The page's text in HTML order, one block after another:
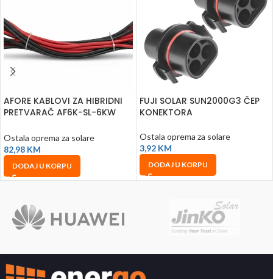
AFORE KABLOVI ZA HIBRIDNI
PRETVARAČ AF6K-SL-6KW
Ostala oprema za solare
82,98 KM
DODAJ U KORPU
FUJI SOLAR SUN2000G3 ČEP
KONEKTORA
Ostala oprema za solare
3,92 KM
DODAJ U KORPU